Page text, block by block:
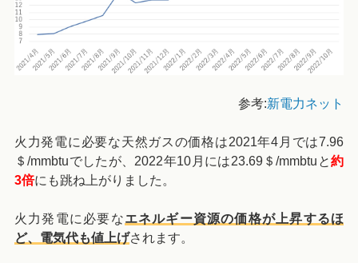
参考:新電力ネット
火力発電に必要な天然ガスの価格は2021年4月では7.96
＄/mmbtuでしたが、2022年10月には23.69＄/mmbtuと約
3倍にも跳ね上がりました。
火力発電に必要なエネルギー資源の価格が上昇するほ
ど、電気代も値上げされます。